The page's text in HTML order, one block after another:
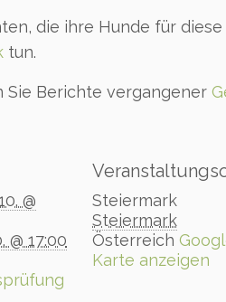
die ihre Hunde für
tun.
Sie Berichte vergangener
@
@ 17:00
Steiermark
Steiermark
Österreich
Karte anzeigen